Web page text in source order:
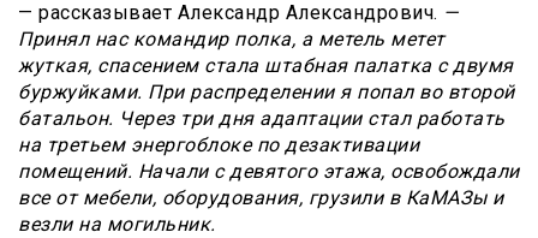
— рассказывает Александр Александрович. —
Принял нас командир полка, а метель метет
жуткая, спасением стала штабная палатка с двумя
буржуйками. При распределении я попал во второй
батальон. Через три дня адаптации стал работать
на третьем энергоблоке по дезактивации
помещений. Начали с девятого этажа, освобождали
все от мебели, оборудования, грузили в КаМАЗы и
везли на могильник.